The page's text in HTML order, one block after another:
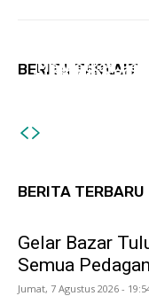
BERITA TERKAIT
Semua
Melibatkan
Tipu PMI Asal
BERITA TERBARU
Gelar Bazar
Semua
Jumat, 7 Agustus 2026 -